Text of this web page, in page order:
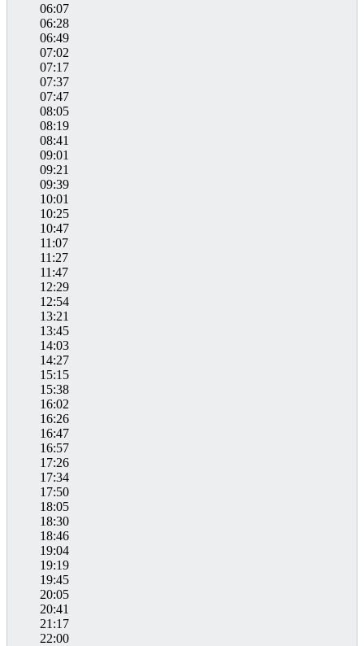
06:07
06:28
06:49
07:02
07:17
07:37
07:47
08:05
08:19
08:41
09:01
09:21
09:39
10:01
10:25
10:47
11:07
11:27
11:47
12:29
12:54
13:21
13:45
14:03
14:27
15:15
15:38
16:02
16:26
16:47
16:57
17:26
17:34
17:50
18:05
18:30
18:46
19:04
19:19
19:45
20:05
20:41
21:17
22:00